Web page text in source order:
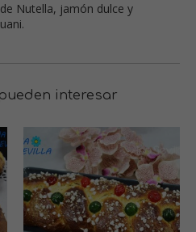
Nutella, jamón dulce y
interesar